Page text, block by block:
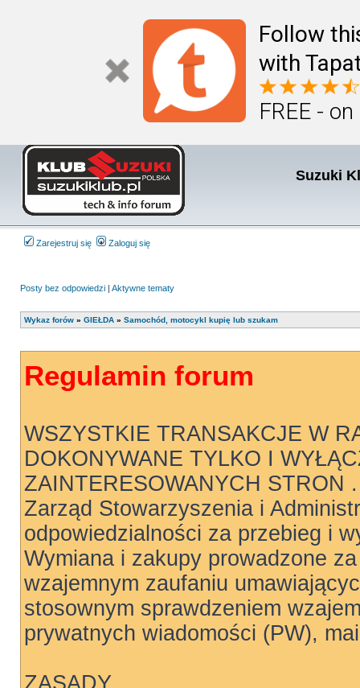
Follow
with
FREE -
Suzuki
Zarejestruj się Zaloguj się
Posty bez odpowiedzi | Aktywne tematy
Wykaz forów » GIEŁDA » Samochód, motocykl kupię lub szukam
Regulamin forum
WSZYSTKIE TRANSAKCJE W
DOKONYWANE TYLKO I
ZAINTERESOWANYCH STRON .
Zarząd Stowarzyszenia i
odpowiedzialności za przebieg i
Wymiana i zakupy prowadzone
wzajemnym zaufaniu
stosownym sprawdzeniem
prywatnych wiadomości (PW),
ZASADY